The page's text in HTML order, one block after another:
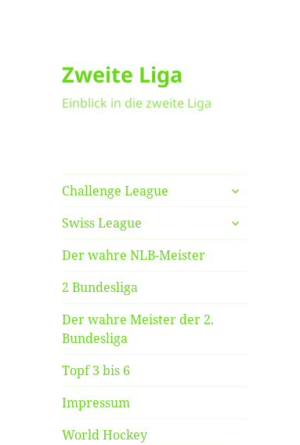
Zweite Liga
Einblick in die zweite Liga
Challenge League
untermenü
anzeigen
Swiss League
untermenü
anzeigen
Der wahre NLB-Meister
2 Bundesliga
Der wahre Meister der 2.
Bundesliga
Topf 3 bis 6
Impressum
World Hockey